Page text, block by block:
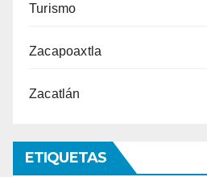
Turismo
Zacapoaxtla
Zacatlán
ETIQUETAS